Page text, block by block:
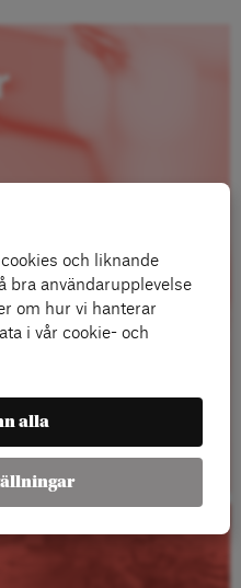
och liknande
bra användarupplevelse
om hur vi hanterar
i vår cookie- och
alla